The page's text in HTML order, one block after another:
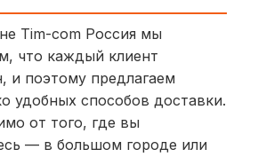
Tim-com Россия мы
что каждый клиент
и поэтому предлагаем
удобных способов доставки.
от того, где вы
— в большом городе или